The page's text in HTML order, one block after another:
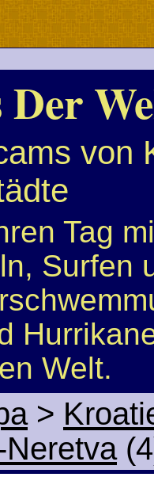
Der
von
Tag
Surfen
Welt.
>